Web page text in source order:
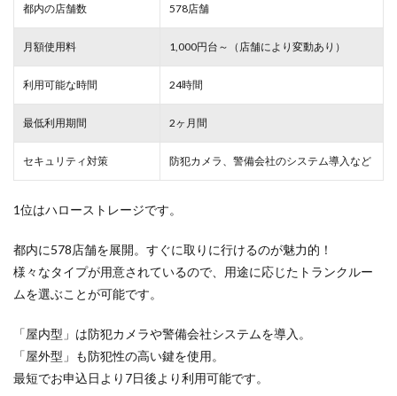
都内の店舗数 578店舗
月額使用料 1,000円台～（店舗により変動あり）
利用可能な時間 24時間
最低利用期間 2ヶ月間
セキュリティ対策 防犯カメラ、警備会社のシステム導入など
1位はハローストレージです。
都内に578店舗を展開。すぐに取りに行けるのが魅力的！
様々なタイプが用意されているので、用途に応じたトランクルー
ムを選ぶことが可能です。
「屋内型」は防犯カメラや警備会社システムを導入。
「屋外型」も防犯性の高い鍵を使用。
最短でお申込日より7日後より利用可能です。